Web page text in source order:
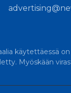
käytettäessä
Myöskään